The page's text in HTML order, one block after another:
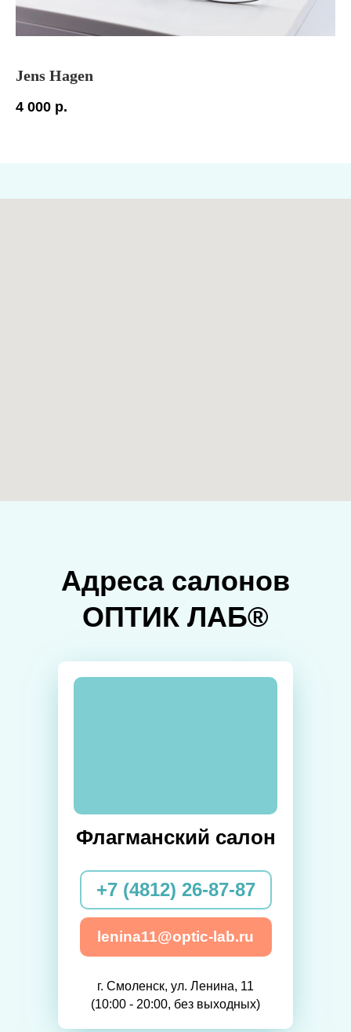
Jens Hagen
4 000 р.
Адреса салонов
ОПТИК ЛАБ®
г. Смоленск, ул. Ленина, 11
(10:00 - 20:00, без выходных)
Флагманский салон
+7 (4812) 26-87-87
lenina11@optic-lab.ru